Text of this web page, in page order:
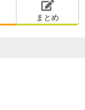
まとめ